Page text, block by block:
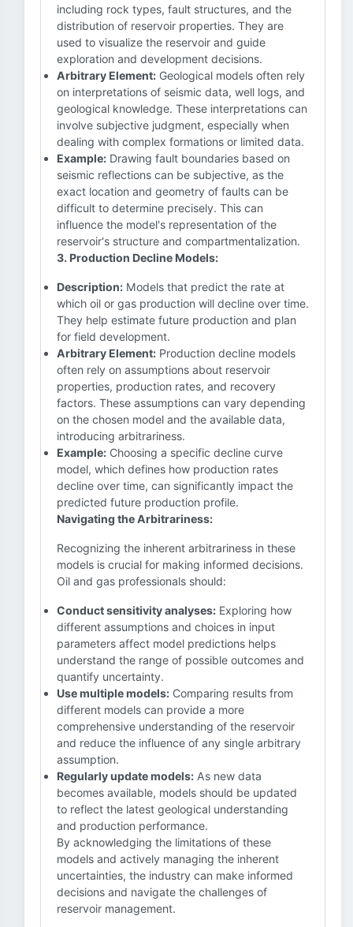
including rock types, fault structures, and the
distribution of reservoir properties. They are
used to visualize the reservoir and guide
exploration and development decisions.
Arbitrary Element: Geological models often rely
on interpretations of seismic data, well logs, and
geological knowledge. These interpretations can
involve subjective judgment, especially when
dealing with complex formations or limited data.
Example: Drawing fault boundaries based on
seismic reflections can be subjective, as the
exact location and geometry of faults can be
difficult to determine precisely. This can
influence the model's representation of the
reservoir's structure and compartmentalization.
3. Production Decline Models:
Description: Models that predict the rate at
which oil or gas production will decline over time.
They help estimate future production and plan
for field development.
Arbitrary Element: Production decline models
often rely on assumptions about reservoir
properties, production rates, and recovery
factors. These assumptions can vary depending
on the chosen model and the available data,
introducing arbitrariness.
Example: Choosing a specific decline curve
model, which defines how production rates
decline over time, can significantly impact the
predicted future production profile.
Navigating the Arbitrariness:
Recognizing the inherent arbitrariness in these
models is crucial for making informed decisions.
Oil and gas professionals should:
Conduct sensitivity analyses: Exploring how
different assumptions and choices in input
parameters affect model predictions helps
understand the range of possible outcomes and
quantify uncertainty.
Use multiple models: Comparing results from
different models can provide a more
comprehensive understanding of the reservoir
and reduce the influence of any single arbitrary
assumption.
Regularly update models: As new data
becomes available, models should be updated
to reflect the latest geological understanding
and production performance.
By acknowledging the limitations of these
models and actively managing the inherent
uncertainties, the industry can make informed
decisions and navigate the challenges of
reservoir management.